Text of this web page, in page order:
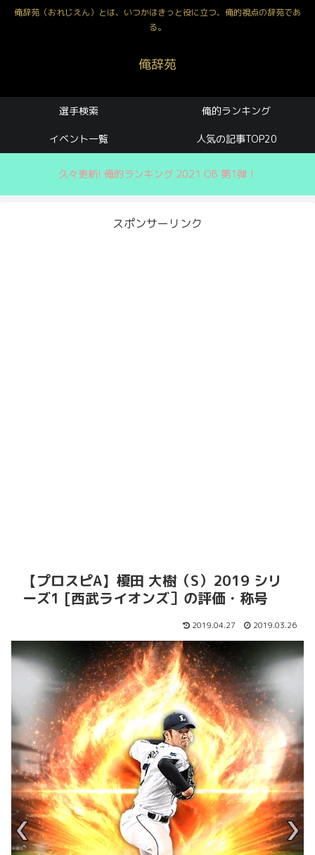
俺辞苑（おれじえん）とは、いつかはきっと役に立つ、俺的視点の辞苑であ
る。
俺辞苑
選手検索 俺的ランキング
イベント一覧 人気の記事TOP20
久々更新! 俺的ランキング 2021 OB 第1弾！
スポンサーリンク
【プロスピA】榎田 大樹（S）2019 シリ
ーズ1 [西武ライオンズ］の評価・称号
2019.04.27 2019.03.26